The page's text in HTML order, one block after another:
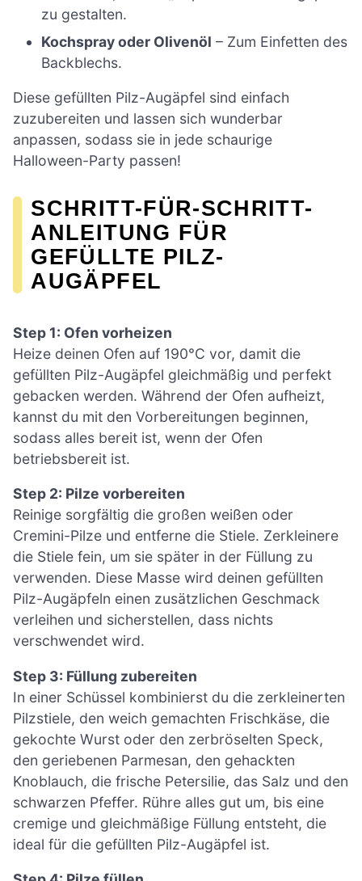
zu gestalten.
Kochspray oder Olivenöl – Zum Einfetten des
Backblechs.
Diese gefüllten Pilz-Augäpfel sind einfach
zuzubereiten und lassen sich wunderbar
anpassen, sodass sie in jede schaurige
Halloween-Party passen!
SCHRITT-FÜR-SCHRITT-
ANLEITUNG FÜR
GEFÜLLTE PILZ-
AUGÄPFEL
Step 1: Ofen vorheizen
Heize deinen Ofen auf 190°C vor, damit die
gefüllten Pilz-Augäpfel gleichmäßig und perfekt
gebacken werden. Während der Ofen aufheizt,
kannst du mit den Vorbereitungen beginnen,
sodass alles bereit ist, wenn der Ofen
betriebsbereit ist.
Step 2: Pilze vorbereiten
Reinige sorgfältig die großen weißen oder
Cremini-Pilze und entferne die Stiele. Zerkleinere
die Stiele fein, um sie später in der Füllung zu
verwenden. Diese Masse wird deinen gefüllten
Pilz-Augäpfeln einen zusätzlichen Geschmack
verleihen und sicherstellen, dass nichts
verschwendet wird.
Step 3: Füllung zubereiten
In einer Schüssel kombinierst du die zerkleinerten
Pilzstiele, den weich gemachten Frischkäse, die
gekochte Wurst oder den zerbröselten Speck,
den geriebenen Parmesan, den gehackten
Knoblauch, die frische Petersilie, das Salz und den
schwarzen Pfeffer. Rühre alles gut um, bis eine
cremige und gleichmäßige Füllung entsteht, die
ideal für die gefüllten Pilz-Augäpfel ist.